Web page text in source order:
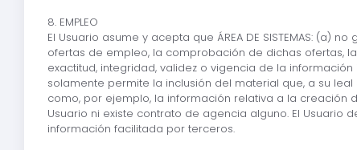
8. EMPLEO
El Usuario asume y acepta que ÁREA DE SISTEMAS:
ofertas de empleo, la comprobación de dichas ofertas,
exactitud, integridad, validez o vigencia de la
solamente permite la inclusión del material que, a su
como, por ejemplo, la información relativa a la
Usuario ni existe contrato de agencia alguno. El
información facilitada por terceros.